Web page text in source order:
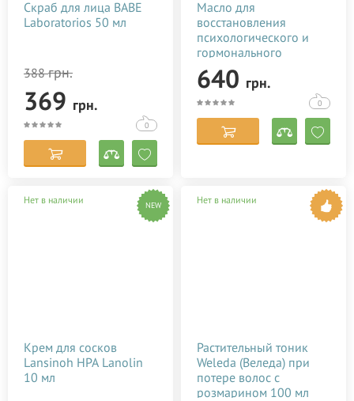
Скраб для лица BABE
Laboratorios 50 мл
388грн.
369 грн.
0
Масло для
восстановления
психологического и
гормонального
состояния после родов
Baby Teva Roga Oil 100
мл
640 грн.
0
Нет в наличии NEW
Крем для сосков
Lansinoh HPA Lanolin
10 мл
Нет в наличии
Растительный тоник
Weleda (Веледа) при
потере волос с
розмарином 100 мл